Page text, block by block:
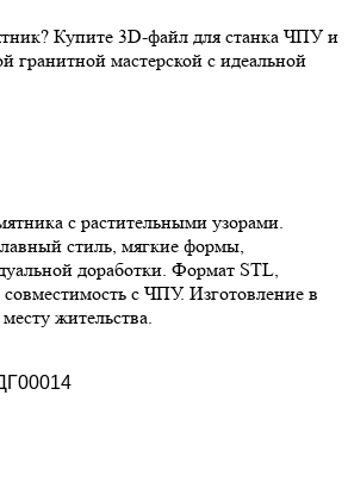
Купите 3D-файл для станка ЧПУ и
гранитной мастерской с идеальной
с растительными узорами.
стиль, мягкие формы,
доработки. Формат STL,
совместимость с ЧПУ. Изготовление в
жительства.